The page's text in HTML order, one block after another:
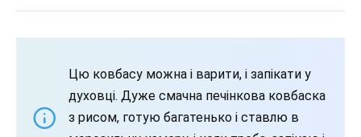
Цю ковбасу можна і варити, і запікати у
духовці. Дуже смачна печінкова ковбаска
з рисом, готую багатенько і ставлю в